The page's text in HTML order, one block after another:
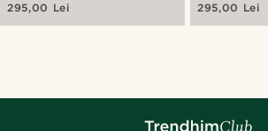
295,00 Lei
295,00 Lei